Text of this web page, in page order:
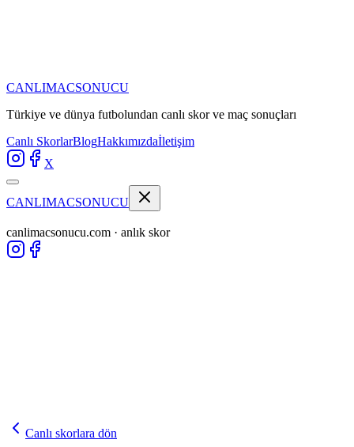
CANLIMACSONUCU
Türkiye ve dünya futbolundan canlı skor ve maç sonuçları
Canlı SkorlarBlogHakkımızdaİletişim
X
CANLIMACSONUCU
canlimacsonucu.com · anlık skor
Canlı skorlara dön